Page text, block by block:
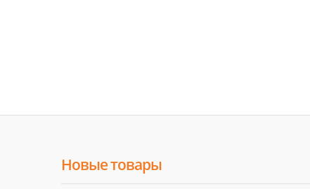
Новые товары